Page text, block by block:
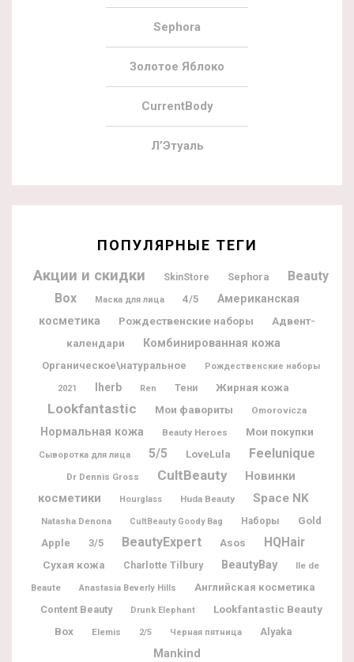
Sephora
Золотое Яблоко
CurrentBody
Л’Этуаль
ПОПУЛЯРНЫЕ ТЕГИ
Акции и скидки SkinStore Sephora
Beauty
Box
Маска для лица 4/5
Американская
косметика
Рождественские наборы
Адвент-
календари
Комбинированная кожа
Органическое\натуральное Рождественские наборы
2021 Iherb Ren Тени Жирная кожа
Lookfantastic Мои фавориты Omorovicza
Нормальная кожа Beauty Heroes Мои покупки
Сыворотка для лица 5/5 LoveLula Feelunique
Dr Dennis Gross CultBeauty
Новинки
косметики
Hourglass Huda Beauty Space NK
Natasha Denona CultBeauty Goody Bag Наборы
Gold
Apple
3/5 BeautyExpert Asos HQHair
Сухая кожа Charlotte Tilbury BeautyBay
Ile de
Beaute
Anastasia Beverly Hills
Английская косметика
Content Beauty
Drunk Elephant
Lookfantastic Beauty
Box
Elemis 2/5 Черная пятница Alyaka
Mankind